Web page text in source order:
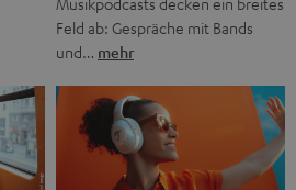
Feld ab: Gespräche mit Bands
und… mehr